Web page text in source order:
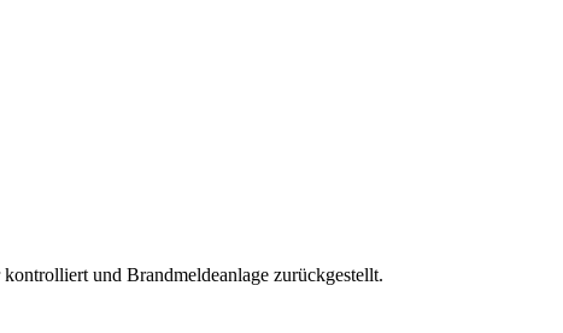
und Brandmeldeanlage zurückgestellt.